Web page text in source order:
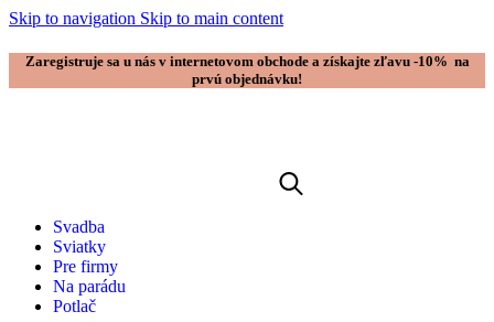
Skip to navigation Skip to main content
Zaregistruje sa u nás v internetovom obchode a získajte zľavu -10% na
prvú objednávku!
Svadba
Sviatky
Pre firmy
Na parádu
Potlač